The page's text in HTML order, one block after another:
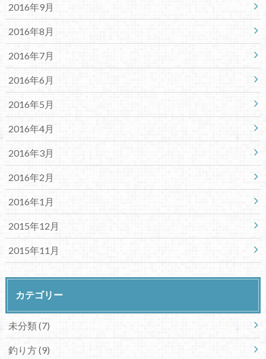
2016年9月
2016年8月
2016年7月
2016年6月
2016年5月
2016年4月
2016年3月
2016年2月
2016年1月
2015年12月
2015年11月
カテゴリー
未分類 (7)
釣り方 (9)